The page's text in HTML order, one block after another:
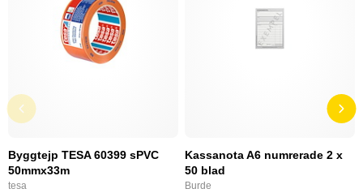
Byggtejp TESA 60399 sPVC
50mmx33m
tesa
Kassanota A6 numrerade 2 x
50 blad
Burde